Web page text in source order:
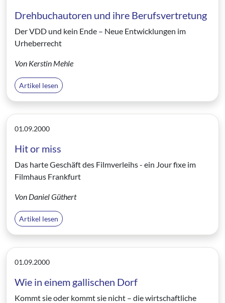
Drehbuchautoren und ihre Berufsvertretung
Der VDD und kein Ende – Neue Entwicklungen im
Urheberrecht
Von Kerstin Mehle
Artikel lesen
01.09.2000
Hit or miss
Das harte Geschäft des Filmverleihs - ein Jour fixe im
Filmhaus Frankfurt
Von Daniel Güthert
Artikel lesen
01.09.2000
Wie in einem gallischen Dorf
Kommt sie oder kommt sie nicht – die wirtschaftliche